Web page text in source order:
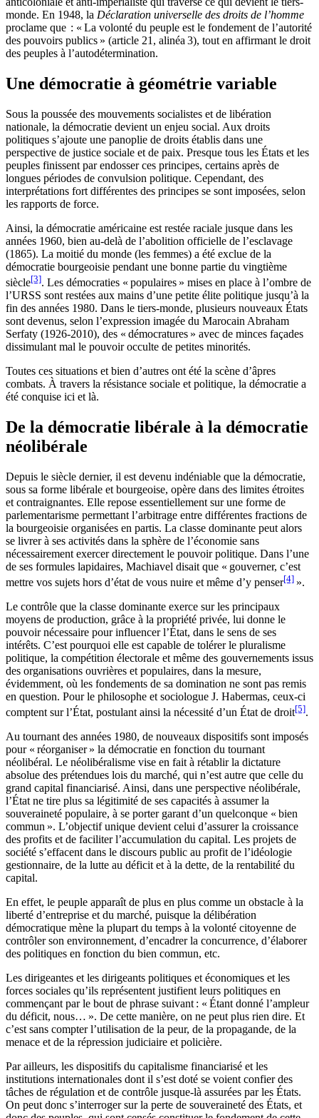
monde. En 1948, la Déclaration universelle des droits de l’homme
proclame que : « La volonté du peuple est le fondement de l’autorité
des pouvoirs publics » (article 21, alinéa 3), tout en affirmant le droit
des peuples à l’autodétermination.
Une démocratie à géométrie variable
Sous la poussée des mouvements socialistes et de libération
nationale, la démocratie devient un enjeu social. Aux droits
politiques s’ajoute une panoplie de droits établis dans une
perspective de justice sociale et de paix. Presque tous les États et les
peuples finissent par endosser ces principes, certains après de
longues périodes de convulsion politique. Cependant, des
interprétations fort différentes des principes se sont imposées, selon
les rapports de force.
Ainsi, la démocratie américaine est restée raciale jusque dans les
années 1960, bien au-delà de l’abolition officielle de l’esclavage
(1865). La moitié du monde (les femmes) a été exclue de la
démocratie bourgeoisie pendant une bonne partie du vingtième
siècle[3]. Les démocraties « populaires » mises en place à l’ombre de
l’URSS sont restées aux mains d’une petite élite politique jusqu’à la
fin des années 1980. Dans le tiers-monde, plusieurs nouveaux États
sont devenus, selon l’expression imagée du Marocain Abraham
Serfaty (1926-2010), des « démocratures » avec de minces façades
dissimulant mal le pouvoir occulte de petites minorités.
Toutes ces situations et bien d’autres ont été la scène d’âpres
combats. À travers la résistance sociale et politique, la démocratie a
été conquise ici et là.
De la démocratie libérale à la démocratie
néolibérale
Depuis le siècle dernier, il est devenu indéniable que la démocratie,
sous sa forme libérale et bourgeoise, opère dans des limites étroites
et contraignantes. Elle repose essentiellement sur une forme de
parlementarisme permettant l’arbitrage entre différentes fractions de
la bourgeoisie organisées en partis. La classe dominante peut alors
se livrer à ses activités dans la sphère de l’économie sans
nécessairement exercer directement le pouvoir politique. Dans l’une
de ses formules lapidaires, Machiavel disait que « gouverner, c’est
mettre vos sujets hors d’état de vous nuire et même d’y penser[4] ».
Le contrôle que la classe dominante exerce sur les principaux
moyens de production, grâce à la propriété privée, lui donne le
pouvoir nécessaire pour influencer l’État, dans le sens de ses
intérêts. C’est pourquoi elle est capable de tolérer le pluralisme
politique, la compétition électorale et même des gouvernements issus
des organisations ouvrières et populaires, dans la mesure,
évidemment, où les fondements de sa domination ne sont pas remis
en question. Pour le philosophe et sociologue J. Habermas, ceux-ci
comptent sur l’État, postulant ainsi la nécessité d’un État de droit[5].
Au tournant des années 1980, de nouveaux dispositifs sont imposés
pour « réorganiser » la démocratie en fonction du tournant
néolibéral. Le néolibéralisme vise en fait à rétablir la dictature
absolue des prétendues lois du marché, qui n’est autre que celle du
grand capital financiarisé. Ainsi, dans une perspective néolibérale,
l’État ne tire plus sa légitimité de ses capacités à assumer la
souveraineté populaire, à se porter garant d’un quelconque « bien
commun ». L’objectif unique devient celui d’assurer la croissance
des profits et de faciliter l’accumulation du capital. Les projets de
société s’effacent dans le discours public au profit de l’idéologie
gestionnaire, de la lutte au déficit et à la dette, de la rentabilité du
capital.
En effet, le peuple apparaît de plus en plus comme un obstacle à la
liberté d’entreprise et du marché, puisque la délibération
démocratique mène la plupart du temps à la volonté citoyenne de
contrôler son environnement, d’encadrer la concurrence, d’élaborer
des politiques en fonction du bien commun, etc.
Les dirigeantes et les dirigeants politiques et économiques et les
forces sociales qu’ils représentent justifient leurs politiques en
commençant par le bout de phrase suivant : « Étant donné l’ampleur
du déficit, nous… ». De cette manière, on ne peut plus rien dire. Et
c’est sans compter l’utilisation de la peur, de la propagande, de la
menace et de la répression judiciaire et policière.
Par ailleurs, les dispositifs du capitalisme financiarisé et les
institutions internationales dont il s’est doté se voient confier des
tâches de régulation et de contrôle jusque-là assurées par les États.
On peut donc s’interroger sur la perte de souveraineté des États, et